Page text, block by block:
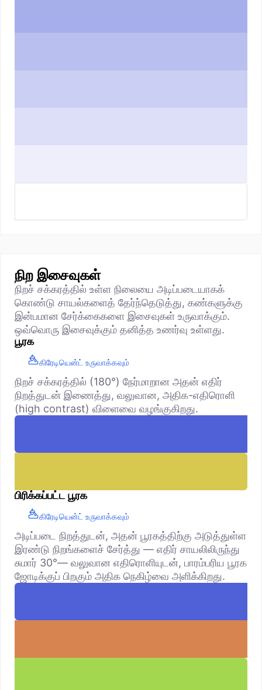
நிற இசைவுகள்
நிறச் சக்கரத்தில் உள்ள நிலையை அடிப்படையாகக்
கொண்டு சாயல்களைத் தேர்ந்தெடுத்து, கண்களுக்கு
இன்பமான சேர்க்கைகளை இசைவுகள் உருவாக்கும்.
ஒவ்வொரு இசைவுக்கும் தனித்த உணர்வு உள்ளது.
பூரக
கிரேடியென்ட் உருவாக்கவும்
நிறச் சக்கரத்தில் (180°) நேர்மாறான அதன் எதிர்
நிறத்துடன் இணைத்து, வலுவான, அதிக-எதிரொளி
(high contrast) விளைவை வழங்குகிறது.
பிரிக்கப்பட்ட பூரக
கிரேடியென்ட் உருவாக்கவும்
அடிப்படை நிறத்துடன், அதன் பூரகத்திற்கு அடுத்துள்ள
இரண்டு நிறங்களைச் சேர்த்து — எதிர் சாயலிலிருந்து
சுமார் 30°— வலுவான எதிரொளியுடன், பாரம்பரிய பூரக
ஜோடிக்குப் பிறகும் அதிக நெகிழ்வை அளிக்கிறது.